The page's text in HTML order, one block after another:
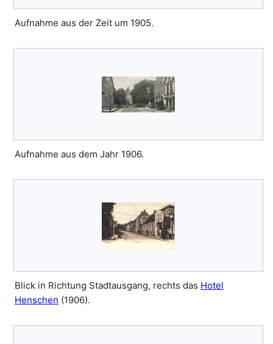
Aufnahme aus der Zeit um 1905.
Aufnahme aus dem Jahr 1906.
Blick in Richtung Stadtausgang, rechts das Hotel
Henschen (1906).